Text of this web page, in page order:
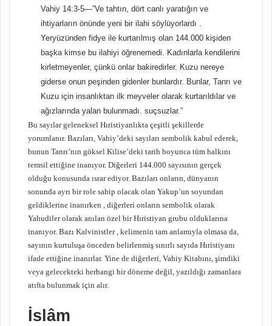
Vahiy 14:3-5—”Ve tahtın, dört canlı yaratığın ve
ihtiyarların önünde yeni bir ilahi söylüyorlardı .
Yeryüzünden fidye ile kurtarılmış olan 144.000 kişiden
başka kimse bu ilahiyi öğrenemedi. Kadınlarla kendilerini
kirletmeyenler, çünkü onlar bakiredirler. Kuzu nereye
giderse onun peşinden gidenler bunlardır. Bunlar, Tanrı ve
Kuzu için insanlıktan ilk meyveler olarak kurtarıldılar ve
ağızlarında yalan bulunmadı. suçsuzlar.”
Bu sayılar geleneksel Hıristiyanlıkta çeşitli şekillerde
yorumlanır. Bazıları, Vahiy’deki sayıları sembolik kabul ederek,
bunun Tanrı’nın göksel Kilise’deki tarih boyunca tüm halkını
temsil ettiğine inanıyor. Diğerleri 144.000 sayısının gerçek
olduğu konusunda ısrar ediyor. Bazıları onların, dünyanın
sonunda ayrı bir role sahip olacak olan Yakup’un soyundan
geldiklerine inanırken , diğerleri onların sembolik olarak
Yahudiler olarak anılan özel bir Hıristiyan grubu olduklarına
inanıyor. Bazı Kalvinistler , kelimenin tam anlamıyla olmasa da,
sayının kurtuluşa önceden belirlenmiş sınırlı sayıda Hıristiyanı
ifade ettiğine inanırlar. Yine de diğerleri, Vahiy Kitabını, şimdiki
veya gelecekteki herhangi bir döneme değil, yazıldığı zamanlara
atıfta bulunmak için alır.
İslâm